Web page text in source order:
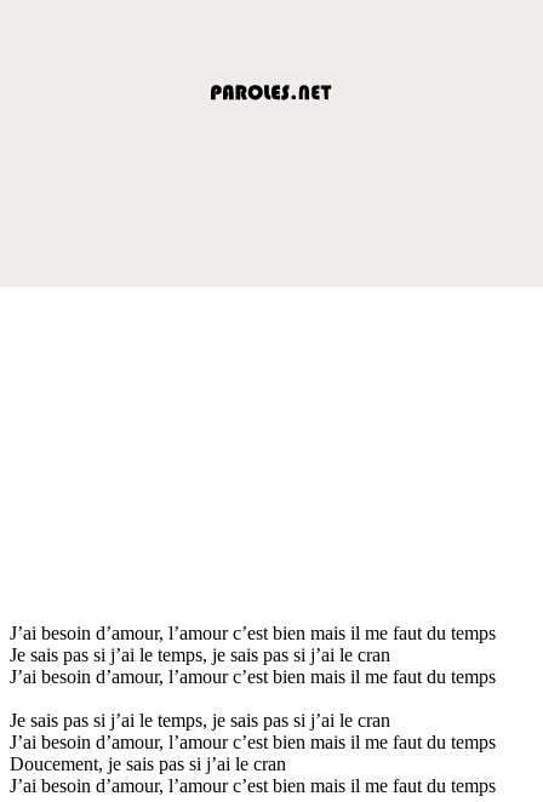
J’ai besoin d’amour, l’amour c’est bien mais il me faut du temps
Je sais pas si j’ai le temps, je sais pas si j’ai le cran
J’ai besoin d’amour, l’amour c’est bien mais il me faut du temps
Je sais pas si j’ai le temps, je sais pas si j’ai le cran
J’ai besoin d’amour, l’amour c’est bien mais il me faut du temps
Doucement, je sais pas si j’ai le cran
J’ai besoin d’amour, l’amour c’est bien mais il me faut du temps